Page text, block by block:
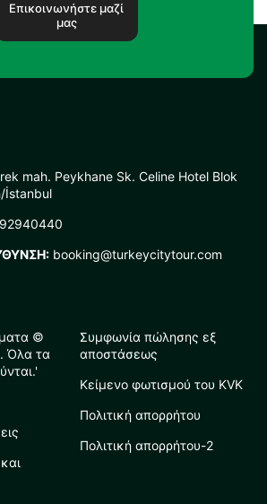
Επικοινωνήστε μαζί
μας
mah. Peykhane Sk. Celine Hotel Blok
İstanbul
booking@turkeycitytour.com
©
Όλα τα
Συμφωνία πώλησης εξ
αποστάσεως
Κείμενο φωτισμού του KVK
Πολιτική απορρήτου
Πολιτική απορρήτου-2